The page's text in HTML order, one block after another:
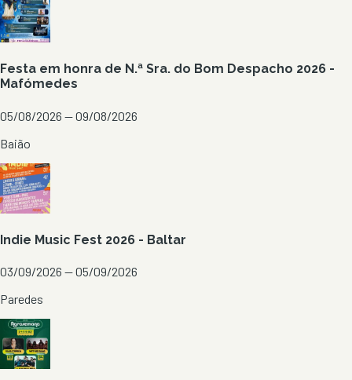
Festa em honra de N.ª Sra. do Bom Despacho 2026 -
Mafómedes
05/08/2026 — 09/08/2026
Baião
Indie Music Fest 2026 - Baltar
03/09/2026 — 05/09/2026
Paredes